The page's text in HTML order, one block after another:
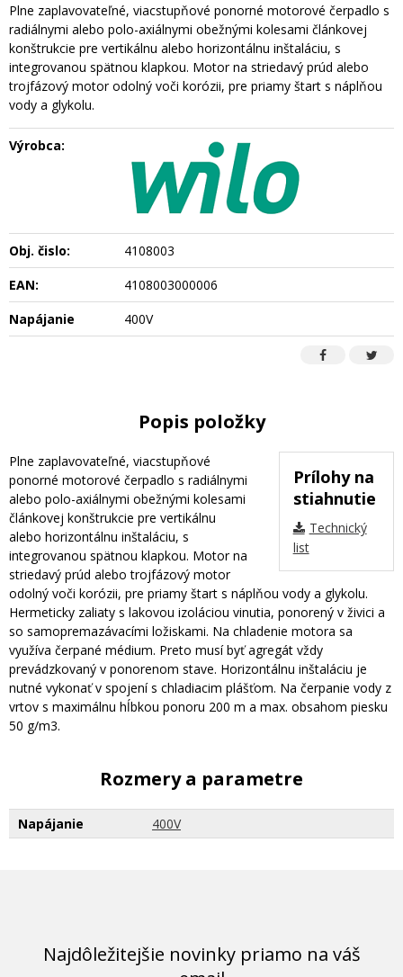
Plne zaplavovateľné, viacstupňové ponorné motorové čerpadlo s
radiálnymi alebo polo-axiálnymi obežnými kolesami článkovej
konštrukcie pre vertikálnu alebo horizontálnu inštaláciu, s
integrovanou spätnou klapkou. Motor na striedavý prúd alebo
trojfázový motor odolný voči korózii, pre priamy štart s náplňou
vody a glykolu.
Výrobca:
Obj. čislo:
4108003
EAN:
4108003000006
Napájanie
400V
Popis položky
Prílohy na
stiahnutie
Technický
list
Plne zaplavovateľné, viacstupňové
ponorné motorové čerpadlo s radiálnymi
alebo polo-axiálnymi obežnými kolesami
článkovej konštrukcie pre vertikálnu
alebo horizontálnu inštaláciu, s
integrovanou spätnou klapkou. Motor na
striedavý prúd alebo trojfázový motor
odolný voči korózii, pre priamy štart s náplňou vody a glykolu.
Hermeticky zaliaty s lakovou izoláciou vinutia, ponorený v živici a
so samopremazávacími ložiskami. Na chladenie motora sa
využíva čerpané médium. Preto musí byť agregát vždy
prevádzkovaný v ponorenom stave. Horizontálnu inštaláciu je
nutné vykonať v spojení s chladiacim plášťom. Na čerpanie vody z
vrtov s maximálnu hĺbkou ponoru 200 m a max. obsahom piesku
50 g/m3.
Rozmery a parametre
Napájanie 400V
Najdôležitejšie novinky priamo na váš